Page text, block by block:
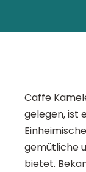
Caffe
gelegen, ist
gemütliche
bietet.